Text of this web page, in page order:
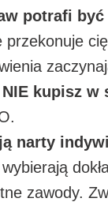
potrafi
przekonuje
kupisz w
narty
zawody.